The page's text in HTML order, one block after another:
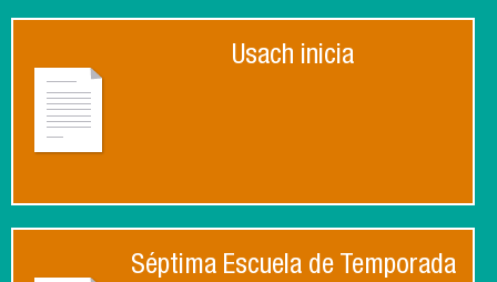
Usach inicia
Séptima Escuela de Temporada